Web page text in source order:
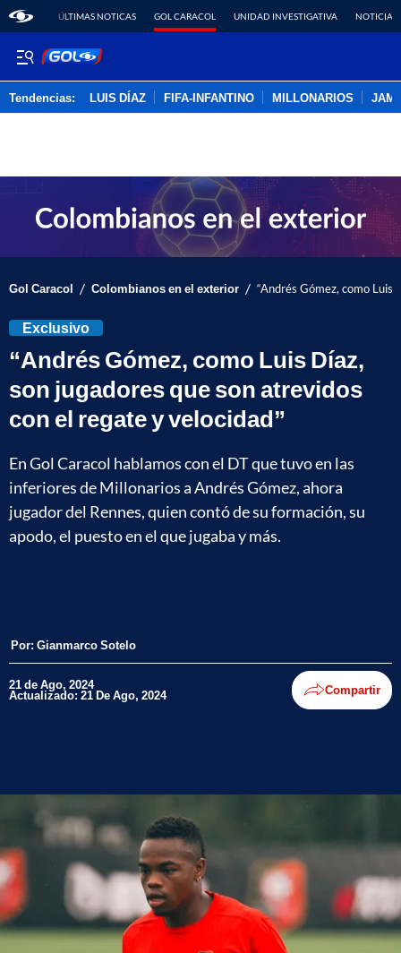
ÚLTIMAS NOTICAS GOL CARACOL UNIDAD INVESTIGATIVA NOTICIAS
Tendencias: LUIS DÍAZ FIFA-INFANTINO MILLONARIOS
Gol Caracol / Colombianos en el exterior / “Andrés Gómez, como Luis
Exclusivo
“Andrés Gómez, como Luis Díaz,
son jugadores que son atrevidos
con el regate y velocidad”
En Gol Caracol hablamos con el DT que tuvo en las
inferiores de Millonarios a Andrés Gómez, ahora
jugador del Rennes, quien contó de su formación, su
apodo, el puesto en el que jugaba y más.
Por: Gianmarco Sotelo
21 de Ago, 2024
Actualizado: 21 De Ago, 2024 Compartir